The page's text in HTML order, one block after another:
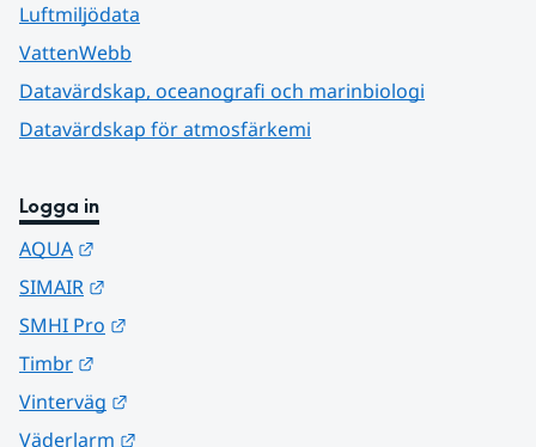
Luftmiljödata
VattenWebb
Datavärdskap, oceanografi och marinbiologi
Datavärdskap för atmosfärkemi
Logga in
AQUA
SIMAIR
SMHI Pro
Timbr
Vinterväg
Väderlarm